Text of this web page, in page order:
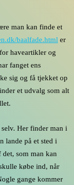
man kan finde et
baalfade.html er
haveartikler og
fanget ens
sig og få tjekket op
et udvalg som alt
Her finder man i
lande på et sted i
som man kan
købe ind, når
gange kommer